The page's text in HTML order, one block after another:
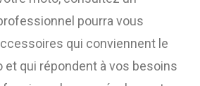
pourra vous
qui conviennent le
et qui répondent à vos besoins